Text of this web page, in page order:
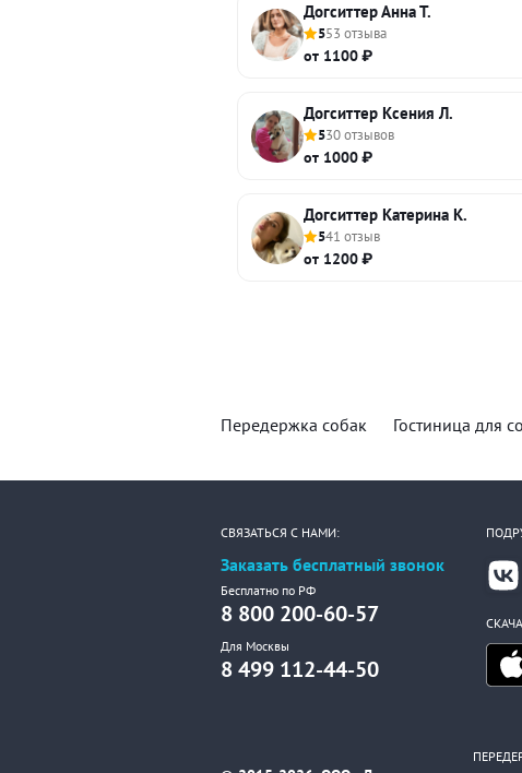
Догситтер Анна Т.
553 отзыва
от 1100 ₽
Догситтер Ксения Л.
530 отзывов
от 1000 ₽
Догситтер Катерина К.
541 отзыв
от 1200 ₽
Передержка собак Гостиница для
СВЯЗАТЬСЯ С НАМИ:
Заказать бесплатный звонок
Бесплатно по РФ
8 800 200-60-57
Для Москвы
8 499 112-44-50